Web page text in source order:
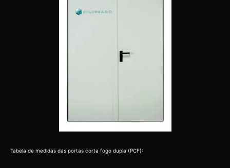
Tabela de medidas das portas corta fogo dupla (PCF):